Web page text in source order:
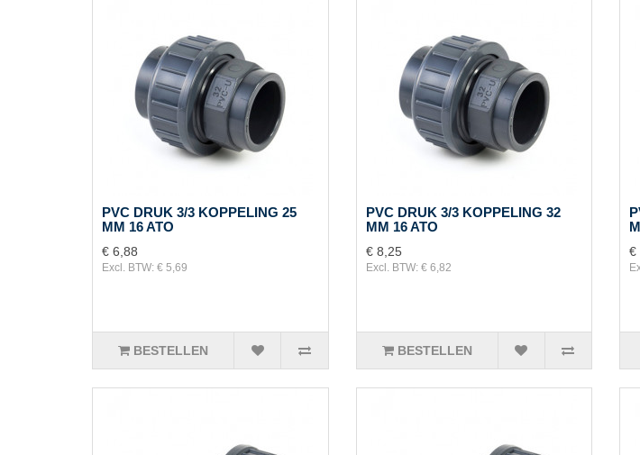
PVC DRUK 3/3 KOPPELING 25
MM 16 ATO
€ 6,88
Excl. BTW: € 5,69
BESTELLEN
PVC DRUK 3/3 KOPPELING 32
MM 16 ATO
€ 8,25
Excl. BTW: € 6,82
BESTELLEN
€